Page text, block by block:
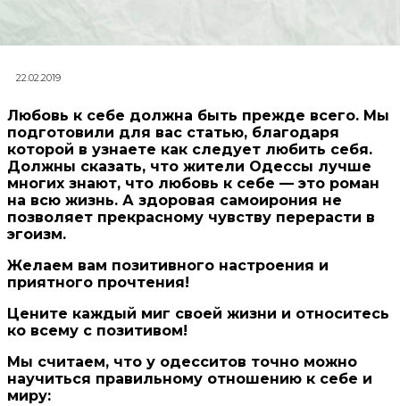
22.02.2019
Любовь к себе должна быть прежде всего. Мы
подготовили для вас статью, благодаря
которой в узнаете как следует любить себя.
Должны сказать, что жители Одессы лучше
многих знают, что любовь к себе — это роман
на всю жизнь. А здоровая самоирония не
позволяет прекрасному чувству перерасти в
эгоизм.
Желаем вам позитивного настроения и
приятного прочтения!
Цените каждый миг своей жизни и относитесь
ко всему с позитивом!
Мы считаем, что у одесситов точно можно
научиться правильному отношению к себе и
миру: